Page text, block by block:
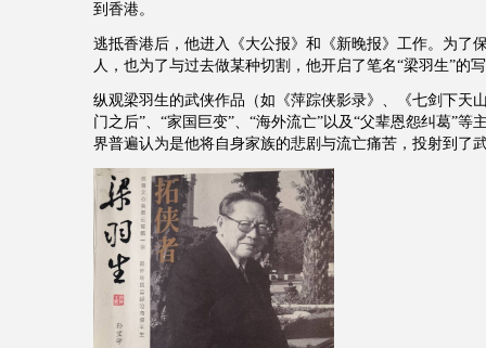
到香港。
逃抵香港后，他进入《大公报》和《新晚报》工作。为了
人，也为了与过去做某种切割，他开启了笔名“梁羽生”的
纵观梁羽生的武侠作品（如《萍踪侠影录》、《七剑下天
门之后”、“家国巨变”、“海外流亡”以及“父辈恩怨纠葛”等
界普遍认为是他将自身家族的悲剧与流亡痛苦，投射到了